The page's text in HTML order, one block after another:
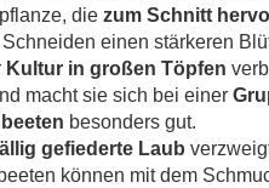
die zum Schnitt
einen stärkeren
Kultur in großen Töpfen
macht sie sich bei einer
besonders gut.
gefiederte Laub
können mit dem